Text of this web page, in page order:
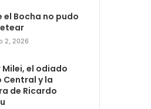
el Bocha no pudo
2, 2026
Milei, el odiado
Central y la
de Ricardo